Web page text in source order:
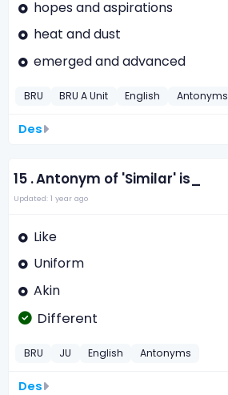
hopes and aspirations
heat and dust
emerged and advanced
BRU BRU A Unit English Antonyms
Des
15 .Antonym of 'Similar' is_
Updated: 1 year ago
Like
Uniform
Akin
Different
BRU JU English Antonyms
Des